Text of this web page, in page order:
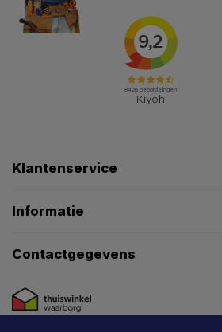
Klantenservice
Informatie
Contactgegevens